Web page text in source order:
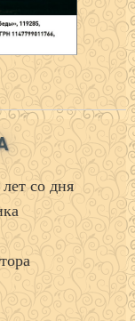
со дня